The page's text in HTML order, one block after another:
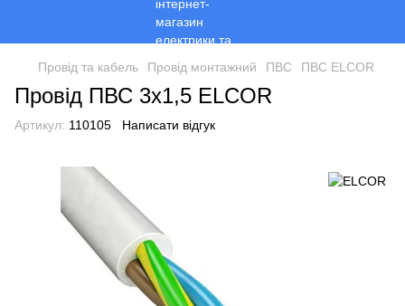
Провід та кабель Провід монтажний ПВС ПВС ELCOR
Провід ПВС 3х1,5 ELCOR
Артикул: 110105 Написати відгук